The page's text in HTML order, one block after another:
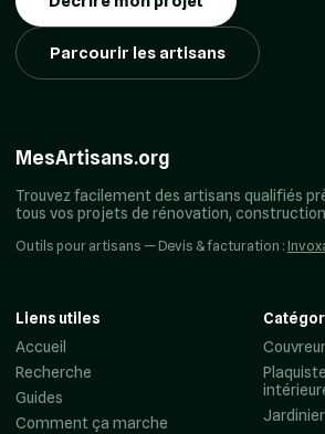
Parcourir les artisans
MesArtisans.org
Trouvez facilement des artisans qualifiés
tous vos projets de rénovation,
Outils pour artisans — Devis & facturation :
Liens utiles
Accueil
Recherche
Guides
Comment ça marche